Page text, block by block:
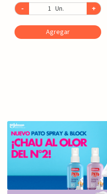
- Un. +
Agregar